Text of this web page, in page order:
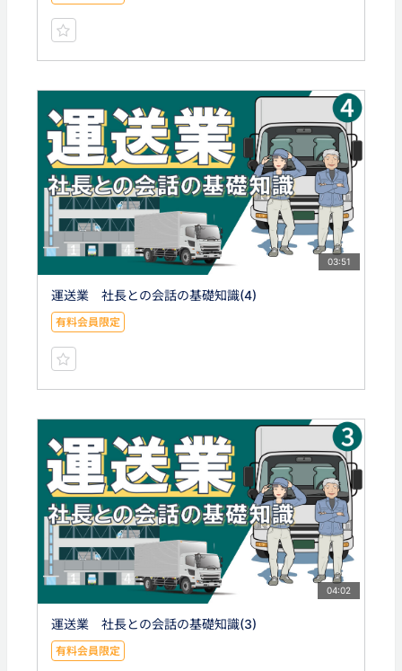
03:51
運送業 社長との会話の基礎知識(4)
有料会員限定
04:02
運送業 社長との会話の基礎知識(3)
有料会員限定